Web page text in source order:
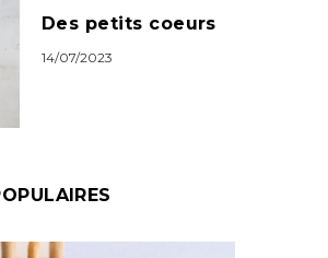
Des petits coeurs
14/07/2023